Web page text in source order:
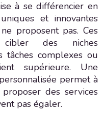
à se différencier en
et innovantes
proposent pas. Ces
cibler des niches
tâches complexes ou
supérieure. Une
permet à
des services
pas égaler.